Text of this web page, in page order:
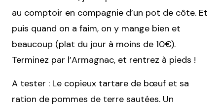
au comptoir en compagnie d’un pot de côte. Et
puis quand on a faim, on y mange bien et
beaucoup (plat du jour à moins de 10€).
Terminez par l’Armagnac, et rentrez à pieds !
A tester : Le copieux tartare de bœuf et sa
ration de pommes de terre sautées. Un